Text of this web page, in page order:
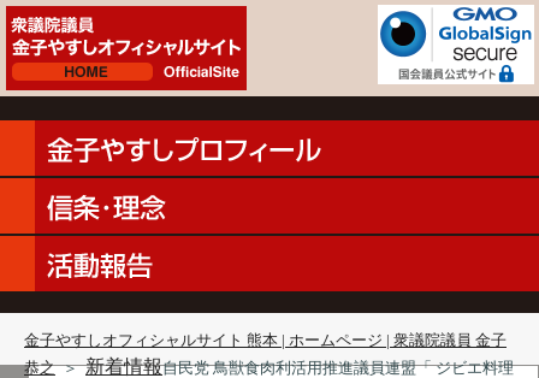
金子やすしオフィシャルサイト 熊本 | ホームページ | 衆議院議員 金子
恭之 ＞ 新着情報自民党 鳥獣食肉利活用推進議員連盟「 ジビエ料理